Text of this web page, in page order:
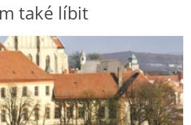
také líbit